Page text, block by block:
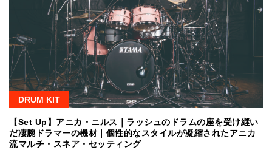
DRUM KIT
【Set Up】アニカ・ニルス｜ラッシュのドラムの座を受け継い
だ凄腕ドラマーの機材｜個性的なスタイルが凝縮されたアニカ
流マルチ・スネア・セッティング